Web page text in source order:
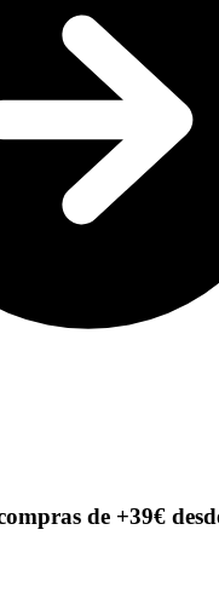
de +39€